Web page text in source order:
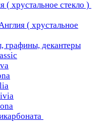
( хрустальное стекло )
( хрустальное
графины, декантеры